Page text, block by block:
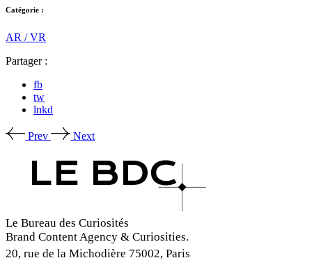
Catégorie :
AR / VR
Partager :
fb
tw
lnkd
Prev Next
Le Bureau des Curiosités
Brand Content Agency & Curiosities.
20, rue de la Michodière 75002, Paris